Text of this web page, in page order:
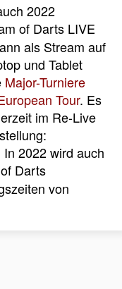
2022
of Darts LIVE
als Stream auf
und Tablet
Major-Turniere
Tour. Es
im Re-Live
In 2022 wird auch
Darts
von